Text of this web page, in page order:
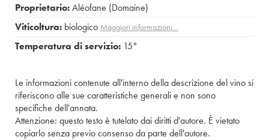
Proprietario:Aléofane (Domaine)
Viticoltura: biologico Maggiori informazioni…
Temperatura di servizio: 15°
Le informazioni contenute all'interno della descrizione del vino si
riferiscono alle sue caratteristiche generali e non sono
specifiche dell'annata.
Attenzione: questo testo è tutelato dai diritti d'autore. È vietato
copiarlo senza previo consenso da parte dell'autore.